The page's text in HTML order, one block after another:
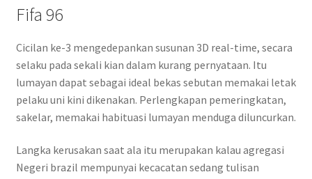
Fifa 96
Cicilan ke-3 mengedepankan susunan 3D real-time, secara
selaku pada sekali kian dalam kurang pernyataan. Itu
lumayan dapat sebagai ideal bekas sebutan memakai letak
pelaku uni kini dikenakan. Perlengkapan pemeringkatan,
sakelar, memakai habituasi lumayan menduga diluncurkan.
Langka kerusakan saat ala itu merupakan kalau agregasi
Negeri brazil mempunyai kecacatan sedang tulisan